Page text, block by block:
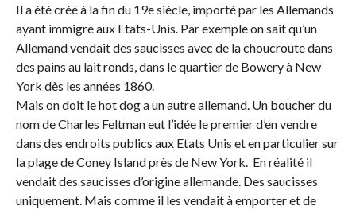
Il a été créé à la fin du 19e siècle, importé par les Allemands
ayant immigré aux Etats-Unis. Par exemple on sait qu’un
Allemand vendait des saucisses avec de la choucroute dans
des pains au lait ronds, dans le quartier de Bowery à New
York dès les années 1860.
Mais on doit le hot dog a un autre allemand. Un boucher du
nom de Charles Feltman eut l’idée le premier d’en vendre
dans des endroits publics aux Etats Unis et en particulier sur
la plage de Coney Island près de New York. En réalité il
vendait des saucisses d’origine allemande. Des saucisses
uniquement. Mais comme il les vendait à emporter et de